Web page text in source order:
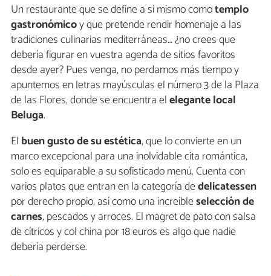
Un restaurante que se define a sí mismo comotemplo
gastronómicoy que pretende rendir homenaje a las
tradiciones culinarias mediterráneas… ¿no crees que
debería figurar en vuestra agenda de sitios favoritos
desde ayer? Pues venga, no perdamos más tiempo y
apuntemos en letras mayúsculas el número 3 de la Plaza
de las Flores, donde se encuentra elelegante local
Beluga.
El buen gusto de su estética, que lo convierte en un
marco excepcional para una inolvidable cita romántica,
solo es equiparable a su sofisticado menú. Cuenta con
varios platos que entran en la categoría dedelicatessen
por derecho propio, así como una increíbleselección de
carnes, pescados y arroces. El magret de pato con salsa
de cítricos y col china por 18 euros es algo que nadie
debería perderse.